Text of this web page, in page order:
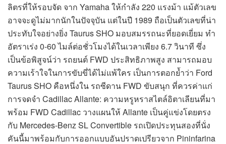
ลิตรที่ให้รอบจัด จาก Yamaha ให้กำลัง 220 แรงม้า แม้ตัวเลข
อาจจะดูไม่มากนักในปัจจุบัน แต่ในปี 1989 ถือเป็นตัวเลขที่น่า
ประทับใจอย่างยิ่ง Taurus SHO มอบสมรรถนะที่ยอดเยี่ยม ทำ
อัตราเร่ง 0-60 ไมล์ต่อชั่วโมงได้ในเวลาเพียง 6.7 วินาที ซึ่ง
เป็นข้อพิสูจน์ว่า รถยนต์ FWD ประสิทธิภาพสูง สามารถมอบ
ความเร้าใจในการขับขี่ได้ไม่แพ้ใคร เป็นการตอกย้ำว่า Ford
Taurus SHO คือหนึ่งใน รถซีดาน FWD ขับสนุก ที่ควรค่าแก่
การจดจำ Cadillac Allante: ความหรูหราสไตล์อิตาเลียนที่มา
พร้อม FWD Cadillac วางแผนให้ Allante เป็นคู่แข่งโดยตรง
กับ Mercedes-Benz SL Convertible รถเปิดประทุนสองที่นั่ง
คันนี้มาพร้อมกับการออกแบบอันปราดเปรียวจาก Pininfarina